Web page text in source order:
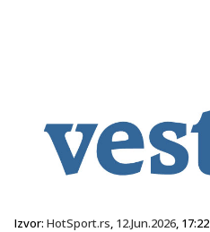
Izvor: HotSport.rs, 12.Jun.2026, 17:22